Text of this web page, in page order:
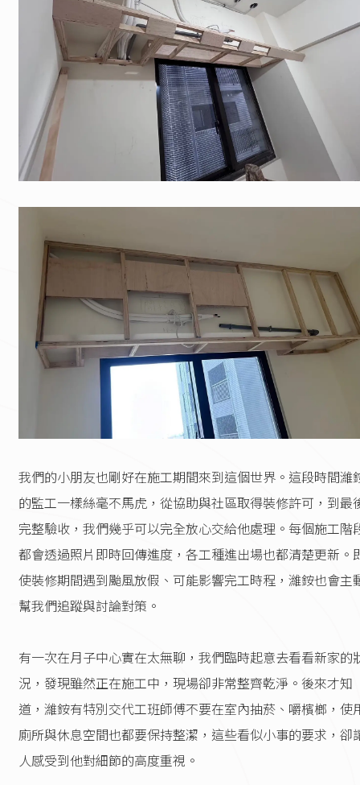
我們的小朋友也剛好在施工期間來到這個世界。這段時間濰
的監工一樣絲毫不馬虎，從協助與社區取得裝修許可，到最
完整驗收，我們幾乎可以完全放心交給他處理。每個施工階
都會透過照片即時回傳進度，各工種進出場也都清楚更新。
使裝修期間遇到颱風放假、可能影響完工時程，濰銨也會主
幫我們追蹤與討論對策。
有一次在月子中心實在太無聊，我們臨時起意去看看新家的
況，發現雖然正在施工中，現場卻非常整齊乾淨。後來才知
道，濰銨有特別交代工班師傅不要在室內抽菸、嚼檳榔，使
廁所與休息空間也都要保持整潔，這些看似小事的要求，卻
人感受到他對細節的高度重視。